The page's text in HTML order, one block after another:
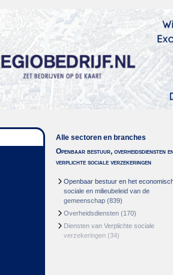
Alle sectoren en branches
Openbaar bestuur, overheidsdiensten
verplichte sociale verzekeringen
Openbaar bestuur en het
sociale en milieubeleid van de
gemeenschap (839)
Overheidsdiensten (170)
Diensten van Verplichte sociale
verzekeringen (34)